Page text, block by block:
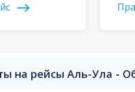
на рейсы Аль-Ула -